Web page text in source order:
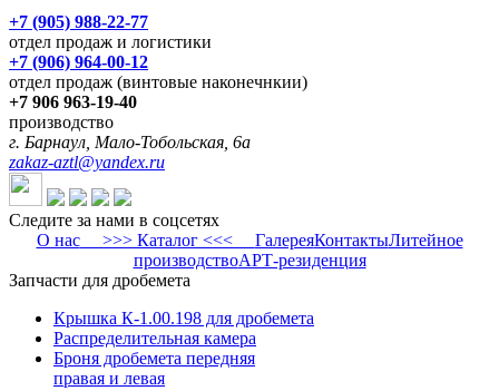
+7 (905) 988-22-77
отдел продаж и логистики
+7 (906) 964-00-12
отдел продаж (винтовые наконечнкии)
+7 906 963-19-40
производство
г. Барнаул, Мало-Тобольская, 6а
zakaz-aztl@yandex.ru
Следите за нами в соцсетях
О нас>>> Каталог <<< ГалереяКонтактыЛитейное
производствоАРТ-резиденция
Запчасти для дробемета
Крышка К-1.00.198 для дробемета
Распределительная камера
Броня дробемета передняя
правая и левая